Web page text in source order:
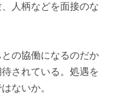
人柄などを面接のな
の協働になるのだか
されている。処遇を
ないか。